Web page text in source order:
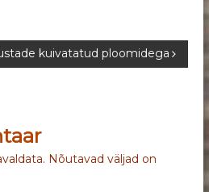
kuivatatud ploomidega
Nõutavad väljad on